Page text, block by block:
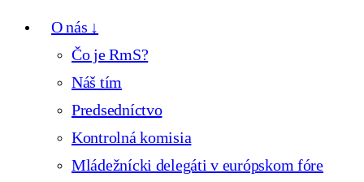
O nás ↓
Čo je RmS?
Náš tím
Predsedníctvo
Kontrolná komisia
Mládežnícki delegáti v európskom fóre